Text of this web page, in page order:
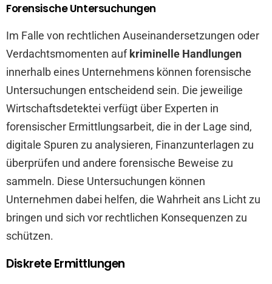
Forensische Untersuchungen
Im Falle von rechtlichen Auseinandersetzungen oder
Verdachtsmomenten auf kriminelle Handlungen
innerhalb eines Unternehmens können forensische
Untersuchungen entscheidend sein. Die jeweilige
Wirtschaftsdetektei verfügt über Experten in
forensischer Ermittlungsarbeit, die in der Lage sind,
digitale Spuren zu analysieren, Finanzunterlagen zu
überprüfen und andere forensische Beweise zu
sammeln. Diese Untersuchungen können
Unternehmen dabei helfen, die Wahrheit ans Licht zu
bringen und sich vor rechtlichen Konsequenzen zu
schützen.
Diskrete Ermittlungen